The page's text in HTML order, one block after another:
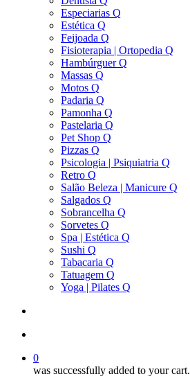
Especiarias Q
Estética Q
Feijoada Q
Fisioterapia | Ortopedia Q
Hambúrguer Q
Massas Q
Motos Q
Padaria Q
Pamonha Q
Pastelaria Q
Pet Shop Q
Pizzas Q
Psicologia | Psiquiatria Q
Retro Q
Salão Beleza | Manicure Q
Salgados Q
Sobrancelha Q
Sorvetes Q
Spa | Estética Q
Sushi Q
Tabacaria Q
Tatuagem Q
Yoga | Pilates Q
0
was successfully added to your cart.